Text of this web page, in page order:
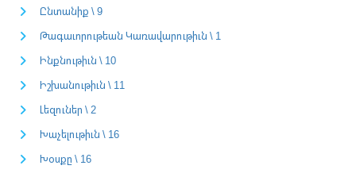
Ընտանիք \ 9
Թագաւորութեան Կառավարութիւն \ 1
Ինքնութիւն \ 10
Իշխանութիւն \ 11
Լեզուներ \ 2
Խաչելութիւն \ 16
Խօսքը \ 16